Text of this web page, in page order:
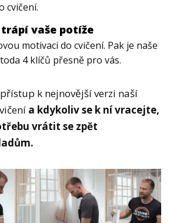
cvičení.
vaše potíže
motivaci do cvičení. Pak je naše
4 klíčů přesně pro vás.
k nejnovější verzi naší
a kdykoliv se k ní vracejte,
vrátit se zpět